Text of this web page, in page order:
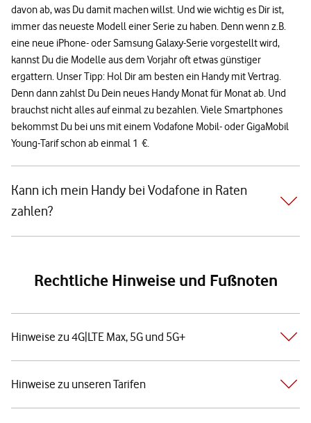
davon ab, was Du damit machen willst. Und wie wichtig es Dir ist,
immer das neueste Modell einer Serie zu haben. Denn wenn z.B.
eine neue iPhone- oder Samsung Galaxy-Serie vorgestellt wird,
kannst Du die Modelle aus dem Vorjahr oft etwas günstiger
ergattern. Unser Tipp: Hol Dir am besten ein Handy mit Vertrag.
Denn dann zahlst Du Dein neues Handy Monat für Monat ab. Und
brauchst nicht alles auf einmal zu bezahlen. Viele Smartphones
bekommst Du bei uns mit einem Vodafone Mobil- oder GigaMobil
Young-Tarif schon ab einmal 1 €.
Kann ich mein Handy bei Vodafone in Raten
zahlen?
Rechtliche Hinweise und Fußnoten
Hinweise zu 4G|LTE Max, 5G und 5G+
Hinweise zu unseren Tarifen